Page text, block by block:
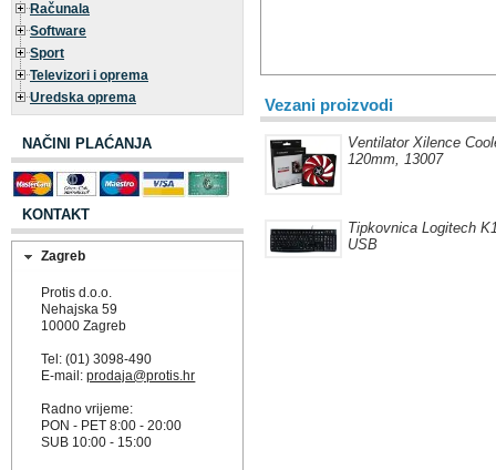
Računala
Software
Sport
Televizori i oprema
Uredska oprema
NAČINI PLAĆANJA
KONTAKT
Zagreb
Protis d.o.o.
Nehajska 59
10000 Zagreb
Tel: (01) 3098-490
E-mail:prodaja@protis.hr
Radno vrijeme:
PON - PET 8:00 - 20:00
SUB 10:00 - 15:00
Vezani proizvodi
Ventilator Xilence
120mm, 13007
Tipkovnica Logitech
USB